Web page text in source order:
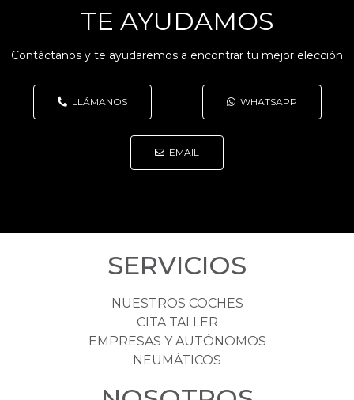
TE AYUDAMOS
Contáctanos y te ayudaremos a encontrar tu mejor elección
LLÁMANOS WHATSAPP
EMAIL
SERVICIOS
NUESTROS COCHES
CITA TALLER
EMPRESAS Y AUTÓNOMOS
NEUMÁTICOS